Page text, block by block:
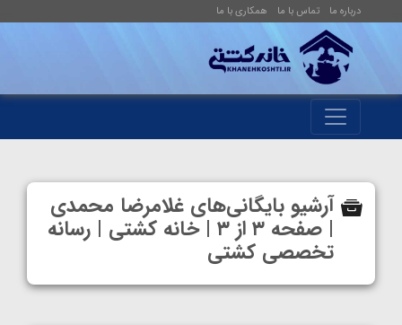
درباره ما تماس با ما همکاری با ما
آرشیو بایگانی‌های غلامرضا محمدی
| صفحه ۳ از ۳ | خانه کشتی | رسانه
تخصصی کشتی